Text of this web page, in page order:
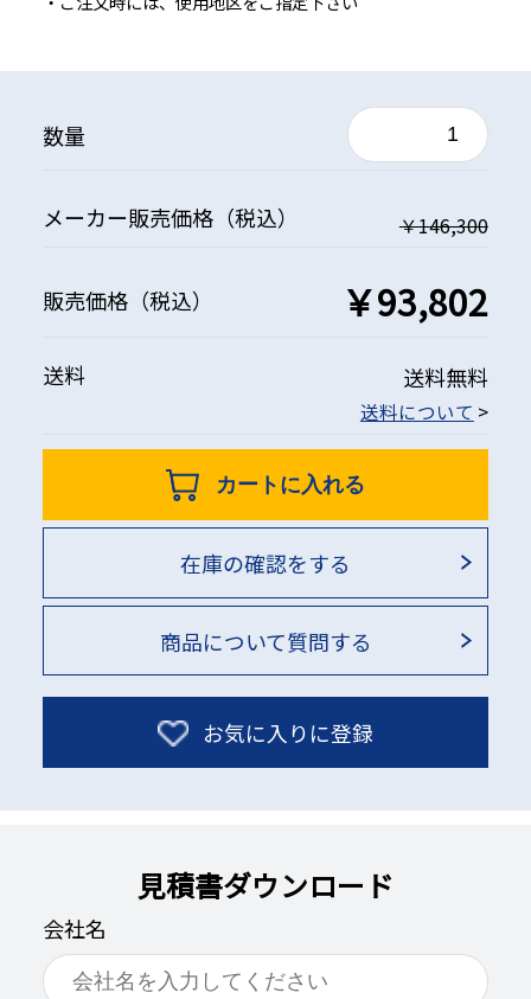
数量
メーカー販売価格（税込） ￥146,300
販売価格（税込） ￥93,802
送料 送料無料
送料について >
カートに入れる
在庫の確認をする
商品について質問する
お気に入りに登録
見積書ダウンロード
会社名